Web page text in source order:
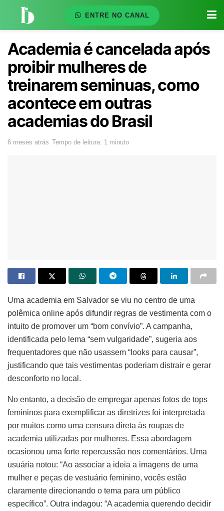
ENTRE NO CANAL
Academia é cancelada após
proibir mulheres de
treinarem seminuas, como
acontece em outras
academias do Brasil
6 meses atrás Tempo de leitura: 1 minuto
Uma academia em Salvador se viu no centro de uma
polêmica online após difundir regras de vestimenta com o
intuito de promover um “bom convívio”. A campanha,
identificada pelo lema “sem vulgaridade”, sugeria aos
frequentadores que não usassem “looks para causar”,
justificando que tais vestimentas poderiam distrair e gerar
desconforto no local.
No entanto, a decisão de empregar apenas fotos de tops
femininos para exemplificar as diretrizes foi interpretada
por muitos como uma censura direta às roupas de
academia utilizadas por mulheres. Essa abordagem
ocasionou uma forte repercussão nos comentários. Uma
usuária notou: “Ao associar a ideia a imagens de uma
mulher e peças de vestuário feminino, vocês estão
claramente direcionando o tema para um público
específico”. Outra indagou: “A academia querendo decidir